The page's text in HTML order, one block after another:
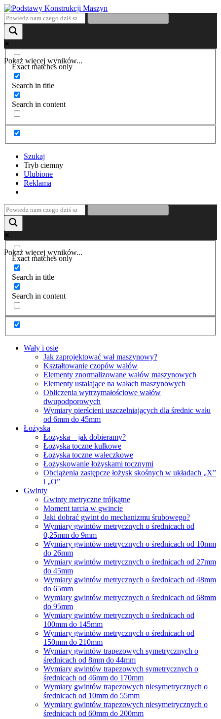
Pokaż więcej wyników...
Exact matches only
Search in title
Search in content
Szukaj
Tryb ciemny
Ulubione
Reklama
Pokaż więcej wyników...
Exact matches only
Search in title
Search in content
Wały i osie
Jak zaprojektować wał maszynowy?
Kształtowanie czopów wałów
Elementy znormalizowane wałów maszynowych
Elementy ustalające na wałach maszynowych
Obliczenia wytrzymałościowe wałów
dwupodporowych
Wymiary pierścieni uszczelniających dla średnic wału
od 6mm do 45mm
Łożyska
Łożyska – jak dobieramy?
Łożyska toczne kulkowe
Łożyska toczne wałeczkowe
Łożyskowanie łożyskami tocznymi
Obciążenia zastępcze łożysk skośnych w układach „X”
i „O”
Gwinty
Gwinty metryczne trójkątne
Moment tarcia w gwincie
Jaki dobrać gwint do mechanizmu śrubowego?
Wymiary gwintów metrycznych o średnicach od
0,25mm do 9mm
Wymiary gwintów metrycznych o średnicach od 10mm
do 26mm
Wymiary gwintów metrycznych o średnicach od 27mm
do 45mm
Wymiary gwintów metrycznych o średnicach od 48mm
do 65mm
Wymiary gwintów metrycznych o średnicach od 68mm
do 95mm
Wymiary gwintów metrycznych o średnicach od
100mm do 145mm
Wymiary gwintów metrycznych o średnicach od
150mm do 210mm
Wymiary gwintów trapezowych symetrycznych o
średnicach od 8mm do 44mm
Wymiary gwintów trapezowych symetrycznych o
średnicach od 46mm do 170mm
Wymiary gwintów trapezowych niesymetrycznych o
średnicach od 10mm do 55mm
Wymiary gwintów trapezowych niesymetrycznych o
średnicach od 60mm do 200mm